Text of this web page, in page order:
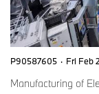
P90587605 · Fri Feb
Manufacturing of